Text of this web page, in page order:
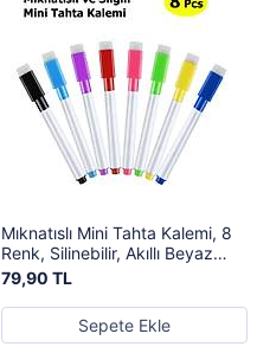
Mıknatıslı Mini Tahta Kalemi, 8
Renk, Silinebilir, Akıllı Beyaz
Tahta Kalemi, Yaz-Sil
79,90 TL
Sepete Ekle